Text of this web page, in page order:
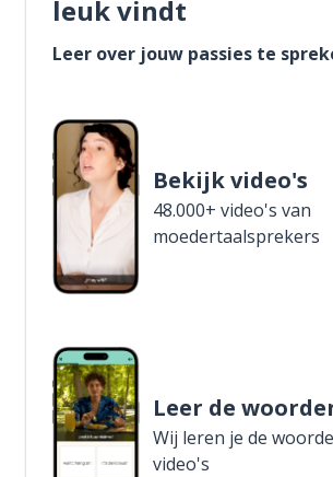
leuk vindt
Leer over jouw passies te
Bekijk video's
48.000+ video's van
moedertaalsprekers
Leer de
Wij leren je de
video's